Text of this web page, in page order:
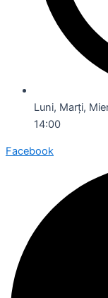
Luni, Marți,
14:00
Facebook